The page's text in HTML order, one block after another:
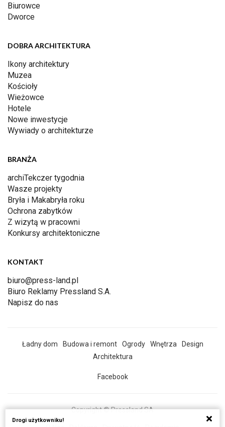
Biurowce
Dworce
DOBRA ARCHITEKTURA
Ikony architektury
Muzea
Kościoły
Wieżowce
Hotele
Nowe inwestycje
Wywiady o architekturze
BRANŻA
archiTekczer tygodnia
Wasze projekty
Bryła i Makabryła roku
Ochrona zabytków
Z wizytą w pracowni
Konkursy architektoniczne
KONTAKT
biuro@press-land.pl
Biuro Reklamy Pressland S.A.
Napisz do nas
Ładny dom Budowa i remont Ogrody Wnętrza
Design
Architektura
Facebook
Copyright © Pressland SA
Drogi użytkowniku!